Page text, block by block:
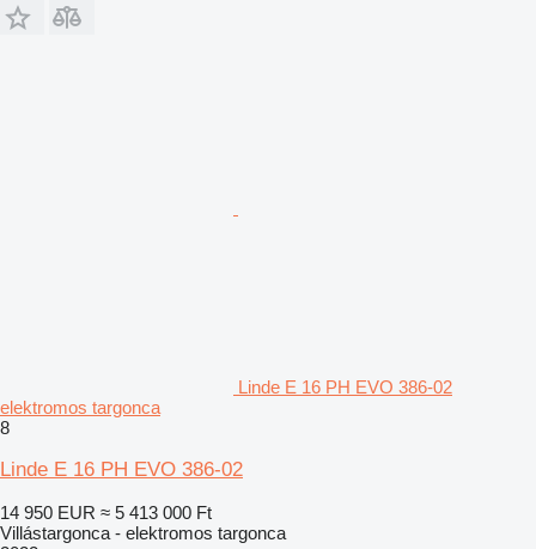
Linde E 16 PH EVO 386-02
elektromos targonca
8
Linde E 16 PH EVO 386-02
14 950 EUR ≈ 5 413 000 Ft
Villástargonca - elektromos targonca